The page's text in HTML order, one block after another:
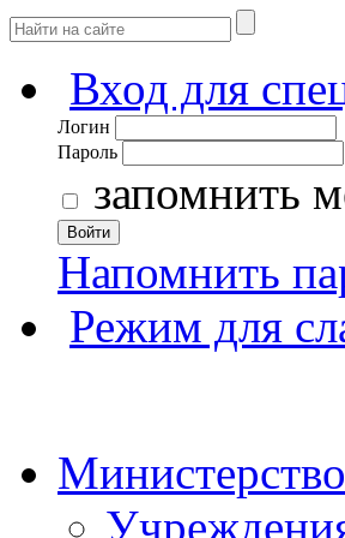
Вход для
Логин
Пароль
запомнить
Войти
Напомнить
Режим для
Министерство